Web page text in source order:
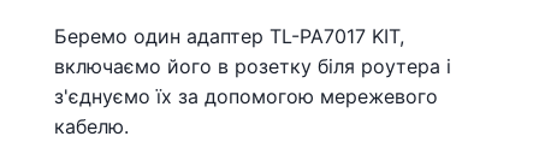
Беремо один адаптер TL-PA7017 KIT,
включаємо його в розетку біля роутера і
з'єднуємо їх за допомогою мережевого
кабелю.